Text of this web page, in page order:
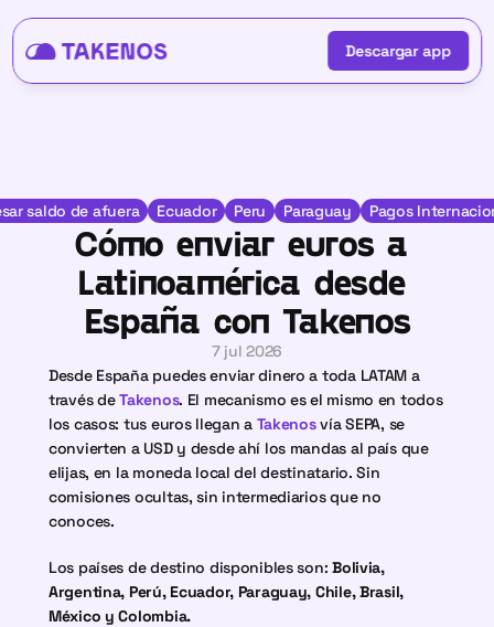
Descargar app
Descargar app
saldo de afuera Ecuador Peru Paraguay Pagos
Cómo enviar euros a
Latinoamérica desde
España con Takenos
7 jul 2026
Desde España puedes enviar dinero a toda LATAM a
través de Takenos. El mecanismo es el mismo en todos
los casos: tus euros llegan a Takenos vía SEPA, se
convierten a USD y desde ahí los mandas al país que
elijas, en la moneda local del destinatario. Sin
comisiones ocultas, sin intermediarios que no
conoces.
Los países de destino disponibles son: Bolivia,
Argentina, Perú, Ecuador, Paraguay, Chile, Brasil,
México y Colombia.